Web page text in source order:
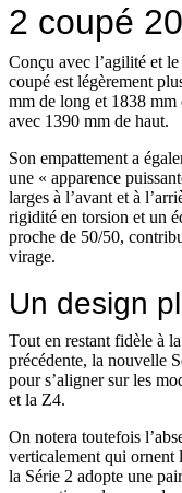
2 coupé
Conçu avec l’agilité et
coupé est légèrement
mm de long et 1838 mm
avec 1390 mm de haut.
Son empattement a
une « apparence
larges à l’avant et à
rigidité en torsion et un
proche de 50/50,
virage.
Un design
Tout en restant fidèle à
précédente, la nouvelle
pour s’aligner sur les
et la Z4.
On notera toutefois
verticalement qui ornent
la Série 2 adopte une